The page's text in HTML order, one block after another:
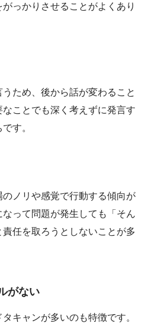
っかりさせることがよくあり
ため、後から話が変わること
ことでも深く考えずに発言す
す。
ノリや感覚で行動する傾向が
って問題が発生しても「そん
任を取ろうとしないことが多
がない
キャンが多いのも特徴です。